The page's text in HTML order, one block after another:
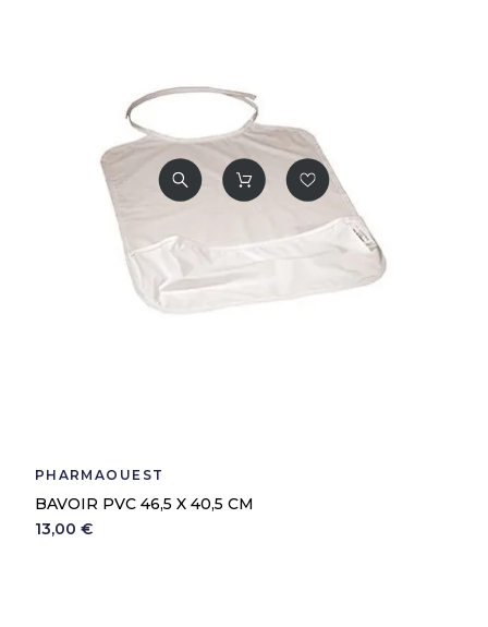
PHARMAOUEST
BAVOIR PVC 46,5 X 40,5 CM
13,00 €